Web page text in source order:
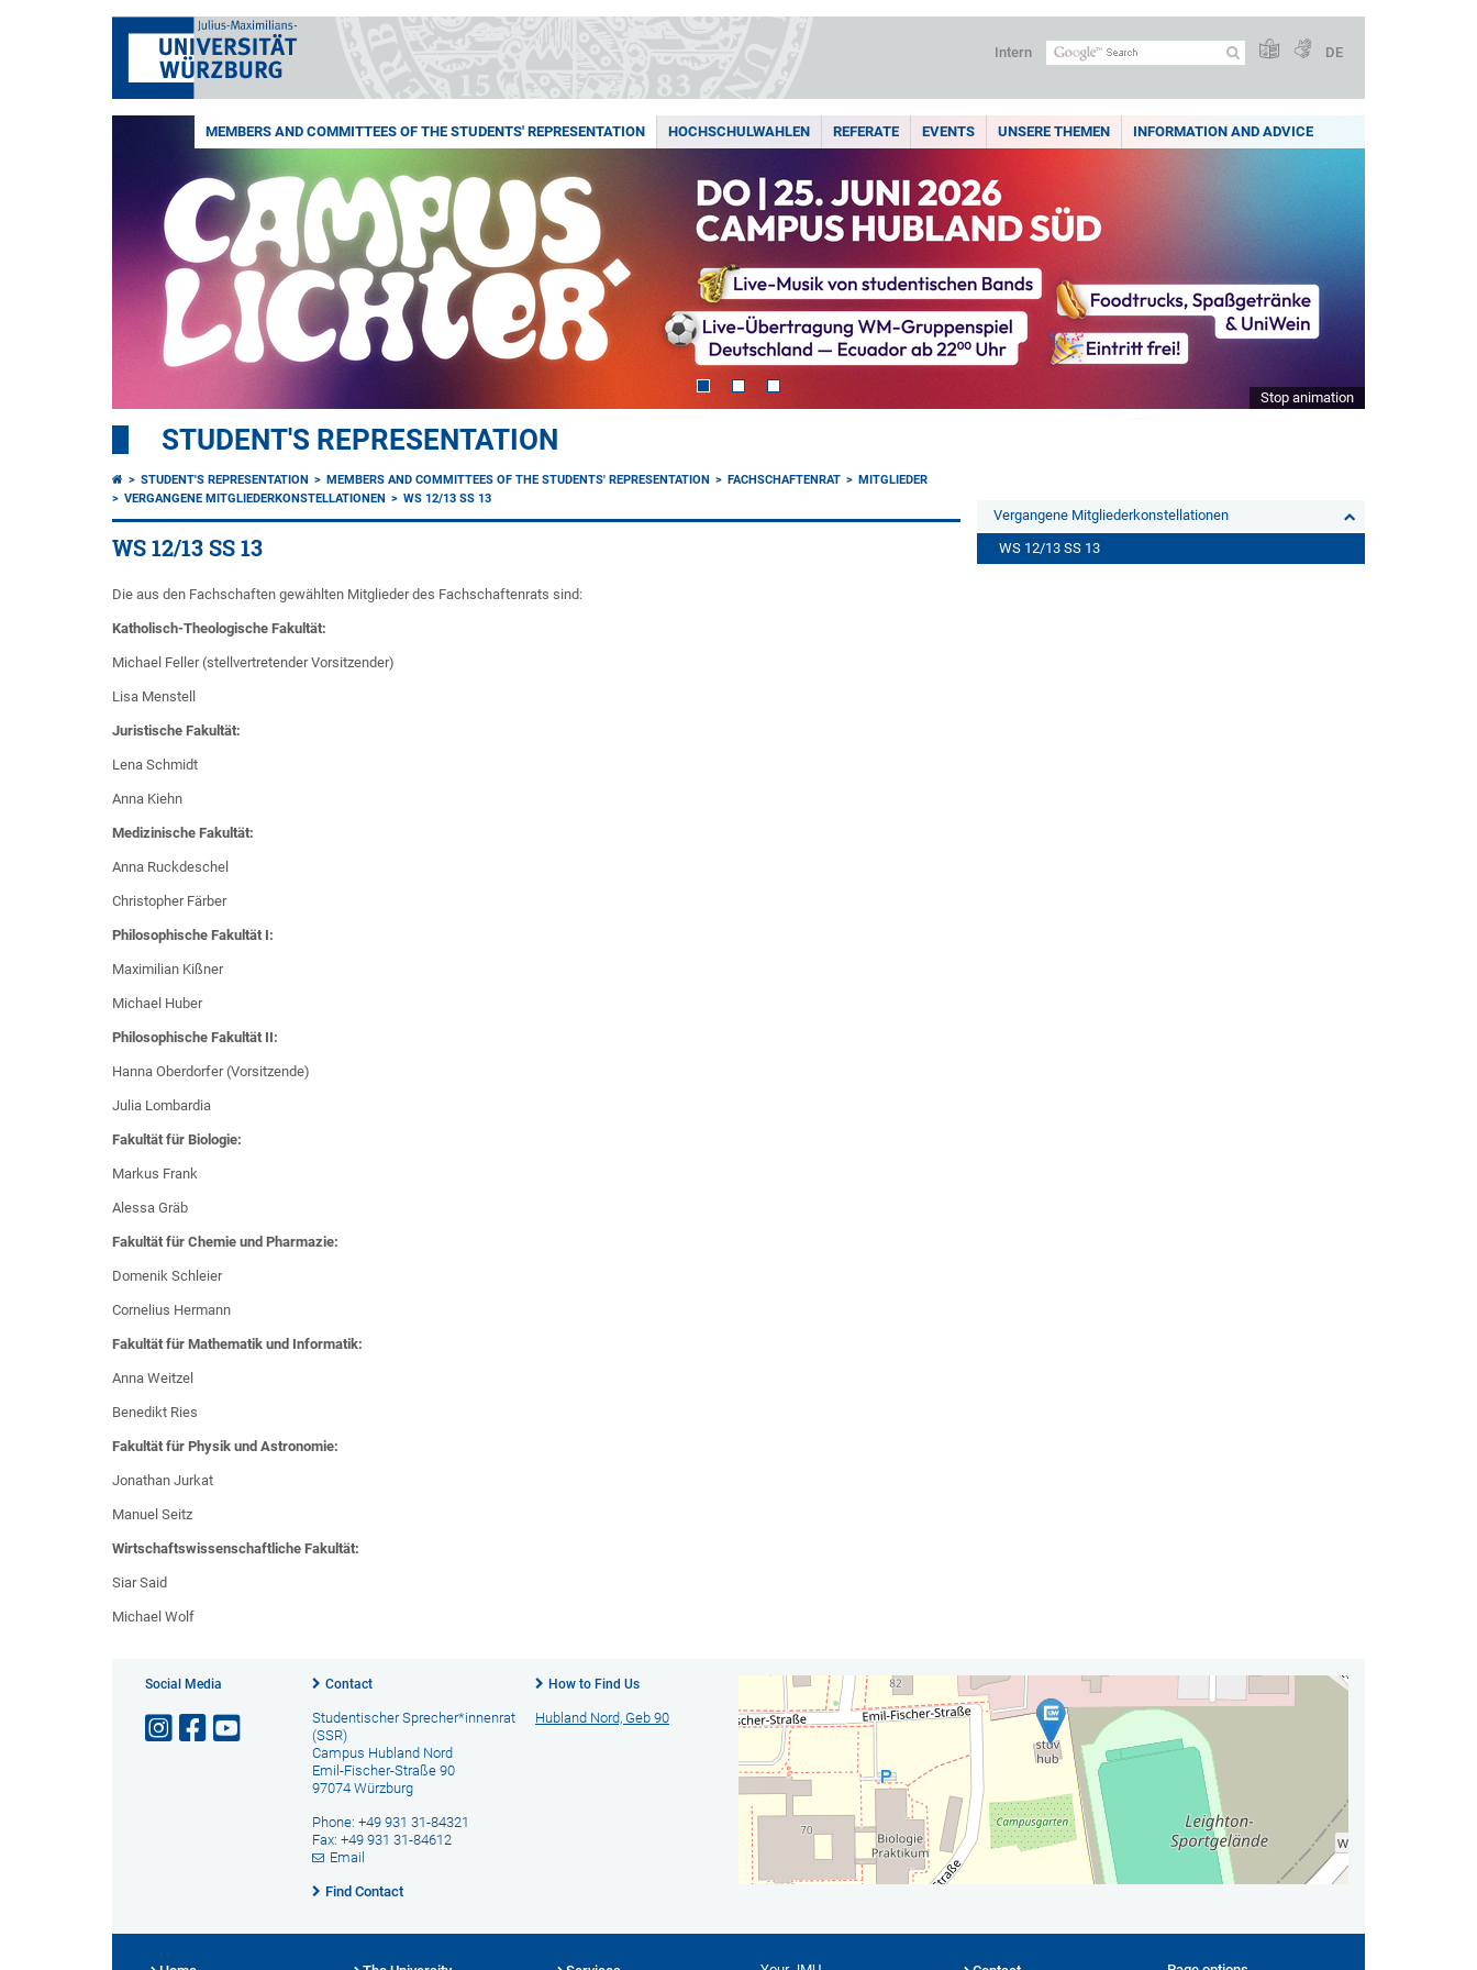
Intern DE
MEMBERS AND COMMITTEES OF THE STUDENTS' REPRESENTATION HOCHSCHULWAHLEN REFERATE EVENTS UNSERE THEMEN INFORMATION AND ADVICE
Stop animation
STUDENT'S REPRESENTATION
STUDENT'S REPRESENTATION MEMBERS AND COMMITTEES OF THE STUDENTS' REPRESENTATION FACHSCHAFTENRAT
MITGLIEDER
VERGANGENE MITGLIEDERKONSTELLATIONEN
WS 12/13 SS 13
WS 12/13 SS 13
Die aus den Fachschaften gewählten Mitglieder des Fachschaftenrats sind:
Katholisch-Theologische Fakultät:
Michael Feller (stellvertretender Vorsitzender)
Lisa Menstell
Juristische Fakultät:
Lena Schmidt
Anna Kiehn
Medizinische Fakultät:
Anna Ruckdeschel
Christopher Färber
Philosophische Fakultät I:
Maximilian Kißner
Michael Huber
Philosophische Fakultät II:
Hanna Oberdorfer (Vorsitzende)
Julia Lombardia
Fakultät für Biologie:
Markus Frank
Alessa Gräb
Fakultät für Chemie und Pharmazie:
Domenik Schleier
Cornelius Hermann
Fakultät für Mathematik und Informatik:
Anna Weitzel
Benedikt Ries
Fakultät für Physik und Astronomie:
Jonathan Jurkat
Manuel Seitz
Wirtschaftswissenschaftliche Fakultät:
Siar Said
Michael Wolf
Vergangene Mitgliederkonstellationen
WS 12/13 SS 13
Social Media Contact
Studentischer Sprecher*innenrat
(SSR)
Campus Hubland Nord
Emil-Fischer-Straße 90
97074 Würzburg
Phone: +49 931 31-84321
Fax: +49 931 31-84612
Email
Find Contact
How to Find Us
Hubland Nord, Geb 90